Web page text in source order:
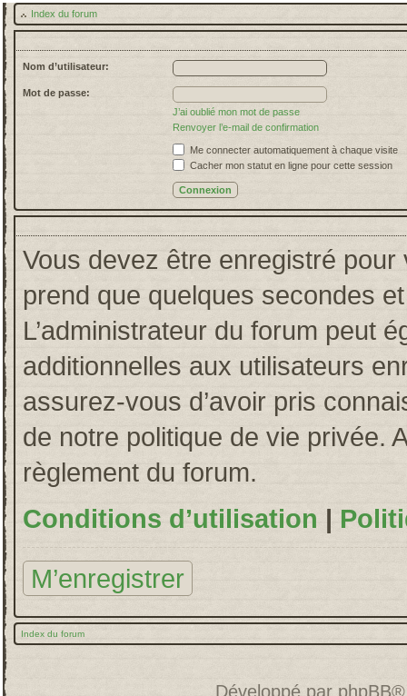
Index du forum
Nom d’utilisateur:
Mot de passe:
J’ai oublié mon mot de passe
Renvoyer l’e-mail de confirmation
Me connecter automatiquement à chaque visite
Cacher mon statut en ligne pour cette session
Vous devez être enregistré pour
prend que quelques secondes
L’administrateur du forum peut
additionnelles aux utilisateurs
assurez-vous d’avoir pris
de notre politique de vie privée.
règlement du forum.
Conditions d’utilisation |
M’enregistrer
Index du forum
Développé par phpBB®